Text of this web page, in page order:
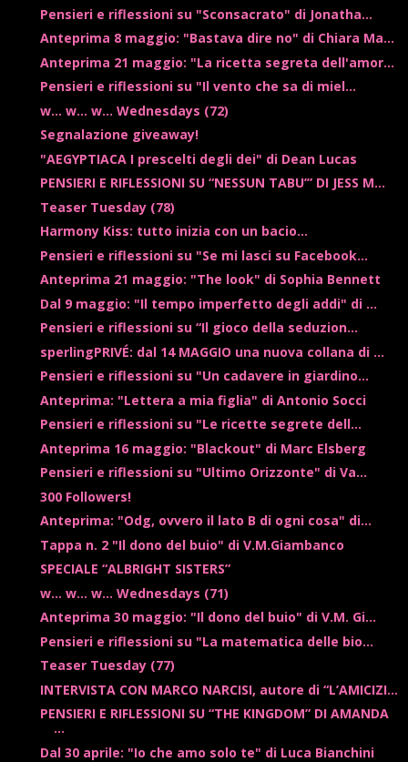
Pensieri e riflessioni su "Sconsacrato" di Jonatha...
Anteprima 8 maggio: "Bastava dire no" di Chiara Ma...
Anteprima 21 maggio: "La ricetta segreta dell'amor...
Pensieri e riflessioni su "Il vento che sa di miel...
w... w... w... Wednesdays (72)
Segnalazione giveaway!
"AEGYPTIACA I prescelti degli dei" di Dean Lucas
PENSIERI E RIFLESSIONI SU “NESSUN TABU’” DI JESS M...
Teaser Tuesday (78)
Harmony Kiss: tutto inizia con un bacio...
Pensieri e riflessioni su "Se mi lasci su Facebook...
Anteprima 21 maggio: "The look" di Sophia Bennett
Dal 9 maggio: "Il tempo imperfetto degli addi" di ...
Pensieri e riflessioni su “Il gioco della seduzion...
sperlingPRIVÉ: dal 14 MAGGIO una nuova collana di ...
Pensieri e riflessioni su "Un cadavere in giardino...
Anteprima: "Lettera a mia figlia" di Antonio Socci
Pensieri e riflessioni su "Le ricette segrete dell...
Anteprima 16 maggio: "Blackout" di Marc Elsberg
Pensieri e riflessioni su "Ultimo Orizzonte" di Va...
300 Followers!
Anteprima: "Odg, ovvero il lato B di ogni cosa" di...
Tappa n. 2 "Il dono del buio" di V.M.Giambanco
SPECIALE “ALBRIGHT SISTERS”
w... w... w... Wednesdays (71)
Anteprima 30 maggio: "Il dono del buio" di V.M. Gi...
Pensieri e riflessioni su "La matematica delle bio...
Teaser Tuesday (77)
INTERVISTA CON MARCO NARCISI, autore di “L’AMICIZI...
PENSIERI E RIFLESSIONI SU “THE KINGDOM” DI AMANDA
...
Dal 30 aprile: "Io che amo solo te" di Luca Bianchini